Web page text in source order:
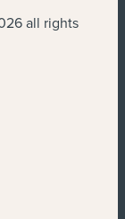
all rights